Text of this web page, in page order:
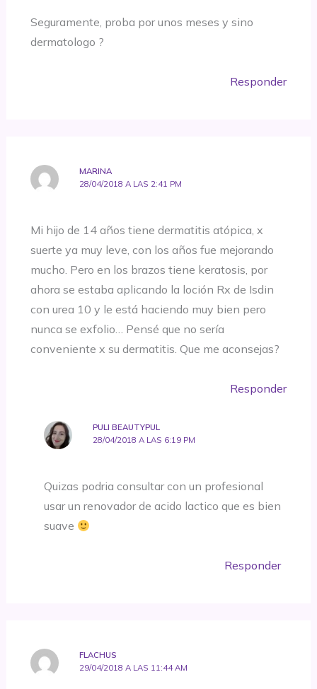
Seguramente, proba por unos meses y sino
dermatologo ?
Responder
MARINA
28/04/2018 A LAS 2:41 PM
Mi hijo de 14 años tiene dermatitis atópica, x
suerte ya muy leve, con los años fue mejorando
mucho. Pero en los brazos tiene keratosis, por
ahora se estaba aplicando la loción Rx de Isdin
con urea 10 y le está haciendo muy bien pero
nunca se exfolio… Pensé que no sería
conveniente x su dermatitis. Que me aconsejas?
Responder
PULI BEAUTYPUL
28/04/2018 A LAS 6:19 PM
Quizas podria consultar con un profesional
usar un renovador de acido lactico que es bien
suave
Responder
FLACHUS
29/04/2018 A LAS 11:44 AM